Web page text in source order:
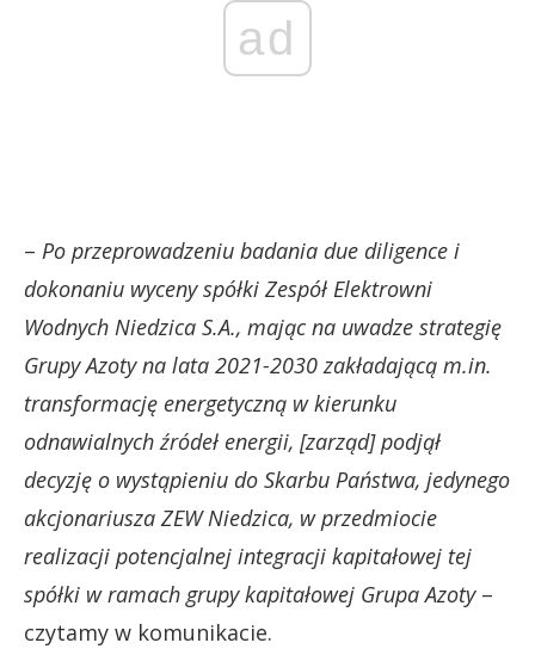
ad
– Po przeprowadzeniu badania due diligence i
dokonaniu wyceny spółki Zespół Elektrowni
Wodnych Niedzica S.A., mając na uwadze strategię
Grupy Azoty na lata 2021-2030 zakładającą m.in.
transformację energetyczną w kierunku
odnawialnych źródeł energii, [zarząd] podjął
decyzję o wystąpieniu do Skarbu Państwa, jedynego
akcjonariusza ZEW Niedzica, w przedmiocie
realizacji potencjalnej integracji kapitałowej tej
spółki w ramach grupy kapitałowej Grupa Azoty–
czytamy w komunikacie.